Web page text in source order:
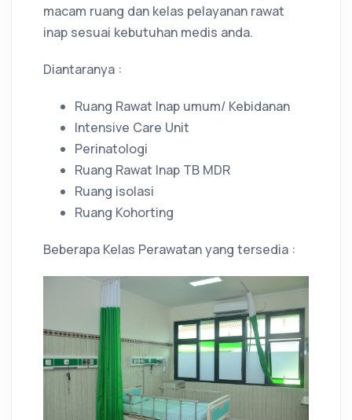
macam ruang dan kelas pelayanan rawat
inap sesuai kebutuhan medis anda.
Diantaranya :
Ruang Rawat Inap umum/ Kebidanan
Intensive Care Unit
Perinatologi
Ruang Rawat Inap TB MDR
Ruang isolasi
Ruang Kohorting
Beberapa Kelas Perawatan yang tersedia :